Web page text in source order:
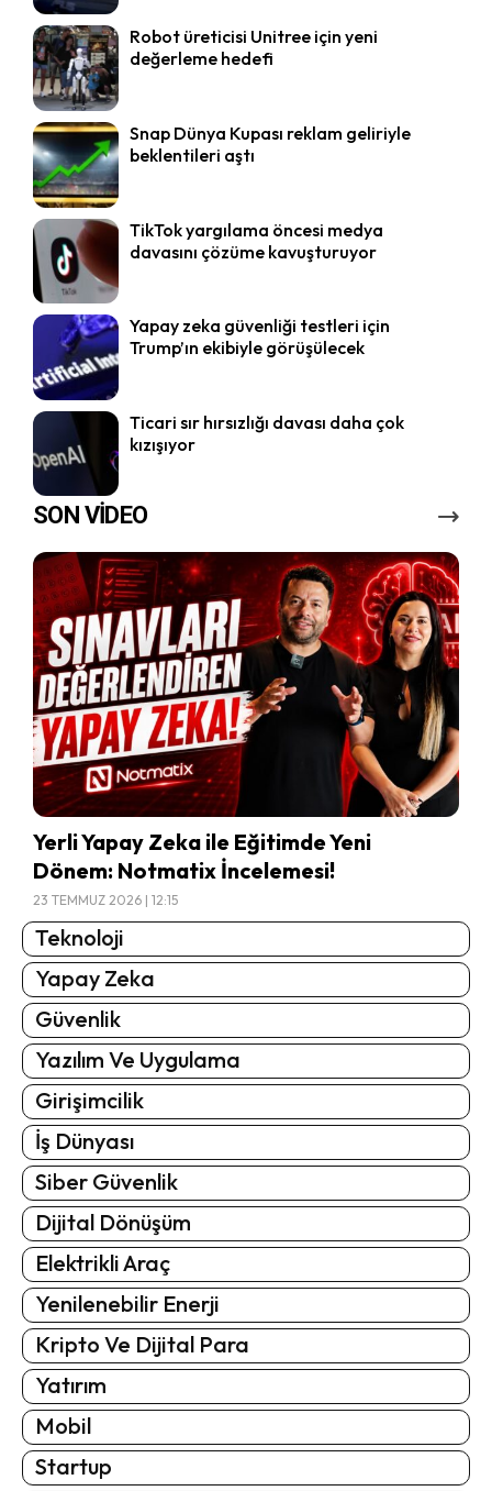
Robot üreticisi Unitree için yeni
değerleme hedefi
Snap Dünya Kupası reklam geliriyle
beklentileri aştı
TikTok yargılama öncesi medya
davasını çözüme kavuşturuyor
Yapay zeka güvenliği testleri için
Trump’ın ekibiyle görüşülecek
Ticari sır hırsızlığı davası daha çok
kızışıyor
SON VİDEO
Yerli Yapay Zeka ile Eğitimde Yeni
Dönem: Notmatix İncelemesi!
23 TEMMUZ 2026 | 12:15
Teknoloji
Yapay Zeka
Güvenlik
Yazılım Ve Uygulama
Girişimcilik
İş Dünyası
Siber Güvenlik
Dijital Dönüşüm
Elektrikli Araç
Yenilenebilir Enerji
Kripto Ve Dijital Para
Yatırım
Mobil
Startup